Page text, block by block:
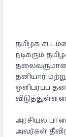
தமிழக
நடிகரும்
தனியார்
ஒளிபரப்ப
அரசியல்
அவர்கள்